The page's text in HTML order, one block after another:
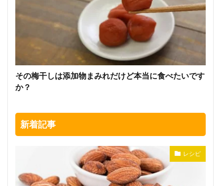
その梅干しは添加物まみれだけど本当に食べたいです
か？
新着記事
レシピ